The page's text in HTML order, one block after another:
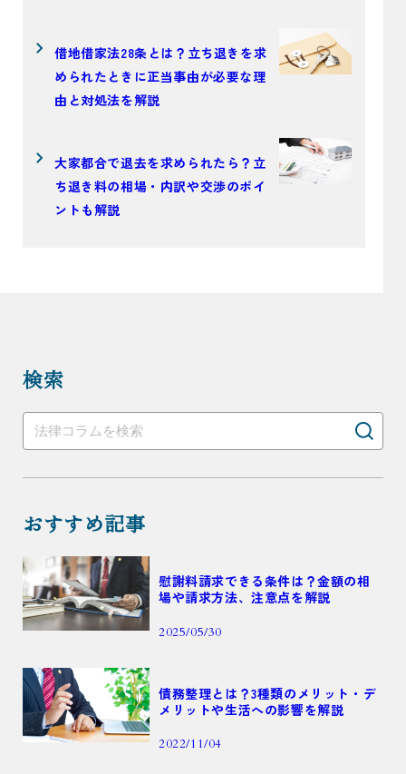
借地借家法28条とは？立ち退きを求
められたときに正当事由が必要な理
由と対処法を解説
大家都合で退去を求められたら？立
ち退き料の相場・内訳や交渉のポイ
ントも解説
検索
おすすめ記事
慰謝料請求できる条件は？金額の相
場や請求方法、注意点を解説
2025/05/30
債務整理とは？3種類のメリット・デ
メリットや生活への影響を解説
2022/11/04